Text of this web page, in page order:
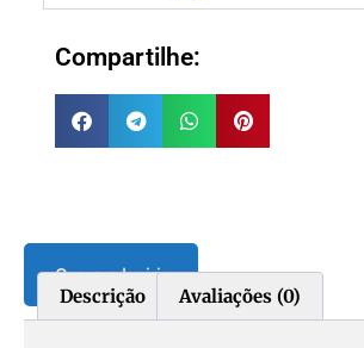
Compartilhe:
Quero adquirir
Descrição Avaliações (0)